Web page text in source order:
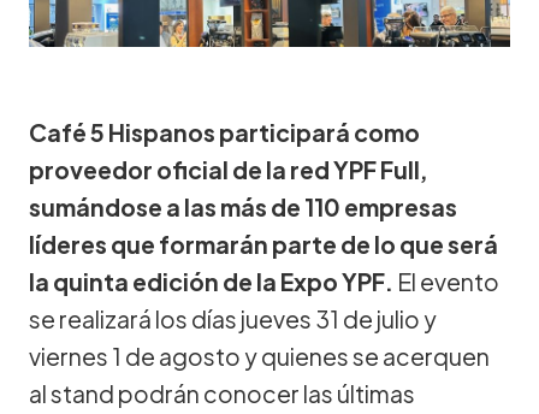
Café 5 Hispanos participará como
proveedor oficial de la red YPF Full,
sumándose a las más de 110 empresas
líderes que formarán parte de lo que será
la quinta edición de la Expo YPF. El evento
se realizará los días jueves 31 de julio y
viernes 1 de agosto y quienes se acerquen
al stand podrán conocer las últimas